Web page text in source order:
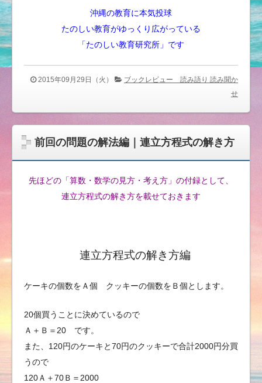
沖縄の教育に本気投球
たのしい教育がゆっくり広がっている
「たのしい教育研究所」です
2015年09月29日（火）
ブックレビュー 読み語り 読み聞か
せ
前回の問題の解法編｜連立方程式の解き方
先ほどの「算数・数学の見方・考え方」の付録として、
連立方程式の解き方を載せておきます
連立方程式の解き方編
ケーキの個数をＡ個 クッキーの個数をＢ個とします。
20個買うことに決めているので
Ａ＋Ｂ＝20 です。
また、120円のケーキと70円のクッキーで合計2000円分買
うので
120Ａ＋70Ｂ＝2000